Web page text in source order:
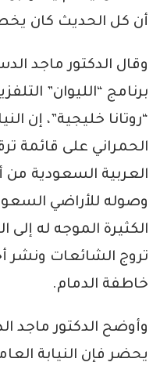
أن كل الحديث كان
وقال الدكتور ماجد
برنامج “الليوان”
“روتانا خليجية”، إن
الحمراني على قائمة
العربية السعودية
وصوله للأراضي
الكثيرة الموجه له
تروج الشائعات ونشر
خاطفة الدمام.
وأوضح الدكتور ماجد
يحضر فإن النيابة